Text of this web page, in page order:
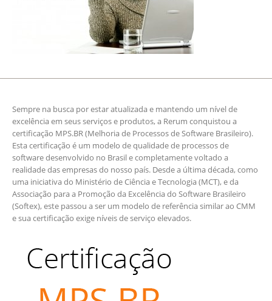
Sempre na busca por estar atualizada e mantendo um nível de
excelência em seus serviços e produtos, a Rerum conquistou a
certificação MPS.BR (Melhoria de Processos de Software Brasileiro).
Esta certificação é um modelo de qualidade de processos de
software desenvolvido no Brasil e completamente voltado a
realidade das empresas do nosso país. Desde a última década, como
uma iniciativa do Ministério de Ciência e Tecnologia (MCT), e da
Associação para a Promoção da Excelência do Software Brasileiro
(Softex), este passou a ser um modelo de referência similar ao CMM
e sua certificação exige níveis de serviço elevados.